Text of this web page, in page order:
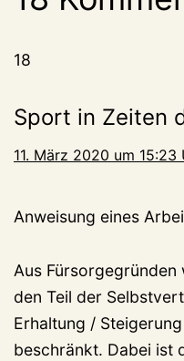
18
Sport in Zeiten
11. März 2020 um 15:23
Anweisung eines
Aus
den Teil der
Erhaltung /
beschränkt. Dabei ist